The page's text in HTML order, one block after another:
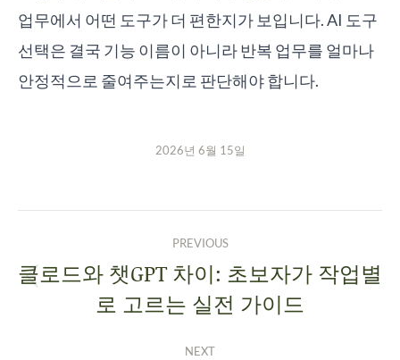
업무에서 어떤 도구가 더 편한지가 보입니다. AI 도구
선택은 결국 기능 이름이 아니라 반복 업무를 얼마나
안정적으로 줄여주는지로 판단해야 합니다.
2026년 6월 15일
PREVIOUS
클로드와 챗GPT 차이: 초보자가 작업별
로 고르는 실전 가이드
NEXT